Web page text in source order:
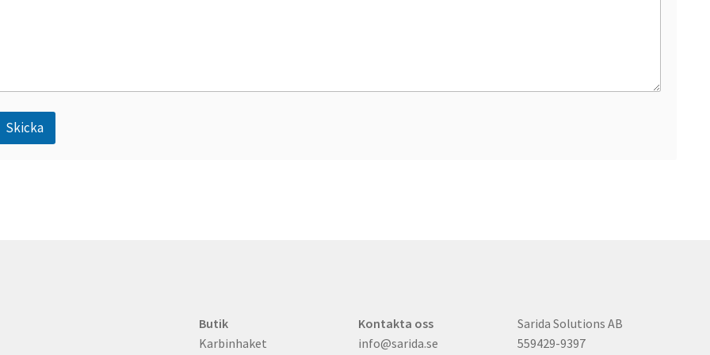
Skicka
Butik
Karbinhaket
Kontakta oss
info@sarida.se
Sarida Solutions AB
559429-9397